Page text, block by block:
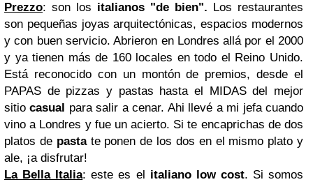
Prezzo: son los italianos "de bien". Los restaurantes
son pequeñas joyas arquitectónicas, espacios modernos
y con buen servicio. Abrieron en Londres allá por el 2000
y ya tienen más de 160 locales en todo el Reino Unido.
Está reconocido con un montón de premios, desde el
PAPAS de pizzas y pastas hasta el MIDAS del mejor
sitiocasual para salir a cenar. Ahi llevé a mi jefa cuando
vino a Londres y fue un acierto. Si te encaprichas de dos
platos de pastate ponen de los dos en el mismo plato y
ale, ¡a disfrutar!
La Bella Italia: este es el italiano low cost. Si somos